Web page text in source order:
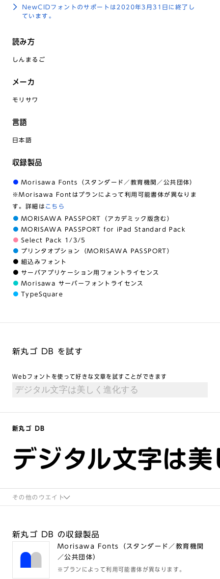
NewCIDフォントのサポートは2020年3月31日に終了し
ています。
読み方
しんまるご
メーカ
モリサワ
言語
日本語
収録製品
Morisawa Fonts（スタンダード／教育機関／公共団体）
※Morisawa Fontはプランによって利用可能書体が異なりま
す。詳細は こちら
MORISAWA PASSPORT（アカデミック版含む）
MORISAWA PASSPORT for iPad Standard Pack
Select Pack 1/3/5
プリンタオプション（MORISAWA PASSPORT）
組込みフォント
サーバアプリケーション用フォントライセンス
Morisawa サーバーフォントライセンス
TypeSquare
新丸ゴ DB を試す
Webフォントを使って好きな文章を試すことができます
新丸ゴ DB
デジタル文字は
その他のウエイト
新丸ゴ DB の収録製品
Morisawa Fonts（スタンダード／教育機関
／公共団体）
※プランによって利用可能書体が異なります。